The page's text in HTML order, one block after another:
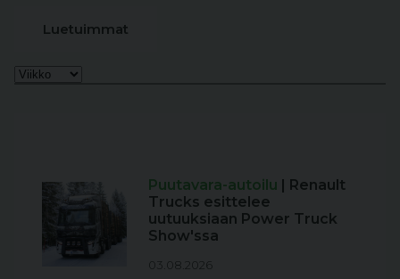
Luetuimmat
Puutavara-autoilu | Renault
Trucks esittelee
uutuuksiaan Power Truck
Show'ssa
03.08.2026